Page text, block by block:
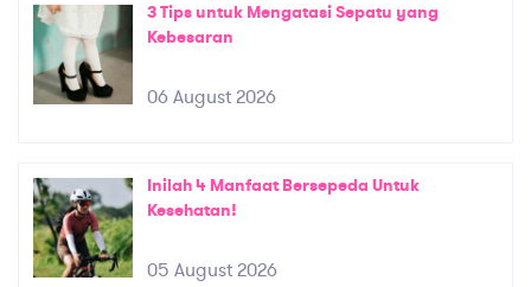
3 Tips untuk Mengatasi Sepatu yang
Kebesaran
06 August 2026
Inilah 4 Manfaat Bersepeda Untuk
Kesehatan!
05 August 2026